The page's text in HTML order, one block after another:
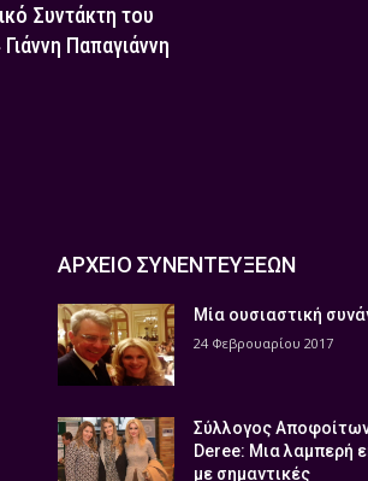
Συντάκτη του
Παπαγιάννη
ΑΡΧΕΙΟ ΣΥΝΕΝΤΕΥΞΕΩΝ
Μία ουσιαστική
24 Φεβρουαρίου 2017
Σύλλογος
Deree: Μια λαμπερή
με σημαντικές